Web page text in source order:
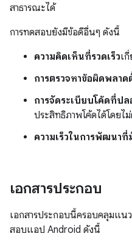
สาธารณะได้
การทดสอบยังมีข้อดีอื่นๆ ดังนี้
ความคิดเห็นที่รวดเร็วเ
การตรวจหาข้อผิดพลา
การจัดระเบียบโค้ดที่ป
ประสิทธิภาพโค้ดได้โดยไ
ความเร็วในการพัฒนาที่
เอกสารประกอบ
เอกสารประกอบนี้ครอบคลุมแน
สอบแอป Android ดังนี้